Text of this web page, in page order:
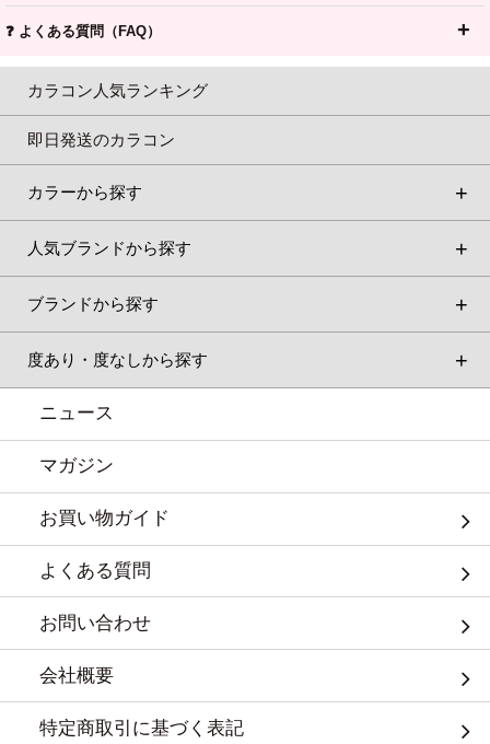
❓ よくある質問（FAQ）
カラコン人気ランキング
即日発送のカラコン
カラーから探す
人気ブランドから探す
ブランドから探す
度あり・度なしから探す
ニュース
マガジン
お買い物ガイド
よくある質問
お問い合わせ
会社概要
特定商取引に基づく表記